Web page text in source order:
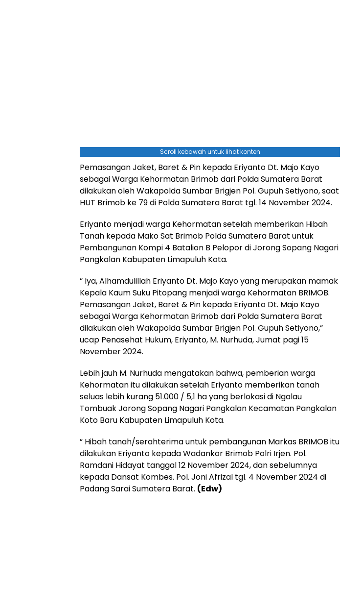
Scroll kebawah untuk lihat konten
Pemasangan Jaket, Baret & Pin kepada Eriyanto Dt. Majo Kayo
sebagai Warga Kehormatan Brimob dari Polda Sumatera Barat
dilakukan oleh Wakapolda Sumbar Brigjen Pol. Gupuh Setiyono, saat
HUT Brimob ke 79 di Polda Sumatera Barat tgl. 14 November 2024.
Eriyanto menjadi warga Kehormatan setelah memberikan Hibah
Tanah kepada Mako Sat Brimob Polda Sumatera Barat untuk
Pembangunan Kompi 4 Batalion B Pelopor di Jorong Sopang Nagari
Pangkalan Kabupaten Limapuluh Kota.
” Iya, Alhamdulillah Eriyanto Dt. Majo Kayo yang merupakan mamak
Kepala Kaum Suku Pitopang menjadi warga Kehormatan BRIMOB.
Pemasangan Jaket, Baret & Pin kepada Eriyanto Dt. Majo Kayo
sebagai Warga Kehormatan Brimob dari Polda Sumatera Barat
dilakukan oleh Wakapolda Sumbar Brigjen Pol. Gupuh Setiyono,”
ucap Penasehat Hukum, Eriyanto, M. Nurhuda, Jumat pagi 15
November 2024.
Lebih jauh M. Nurhuda mengatakan bahwa, pemberian warga
Kehormatan itu dilakukan setelah Eriyanto memberikan tanah
seluas lebih kurang 51.000 / 5,1 ha yang berlokasi di Ngalau
Tombuak Jorong Sopang Nagari Pangkalan Kecamatan Pangkalan
Koto Baru Kabupaten Limapuluh Kota.
” Hibah tanah/serahterima untuk pembangunan Markas BRIMOB itu
dilakukan Eriyanto kepada Wadankor Brimob Polri Irjen. Pol.
Ramdani Hidayat tanggal 12 November 2024, dan sebelumnya
kepada Dansat Kombes. Pol. Joni Afrizal tgl. 4 November 2024 di
Padang Sarai Sumatera Barat. (Edw)